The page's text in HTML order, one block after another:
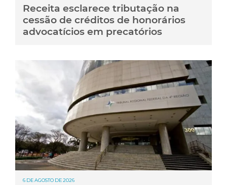
Receita esclarece tributação na
cessão de créditos de honorários
advocatícios em precatórios
6 DE AGOSTO DE 2026